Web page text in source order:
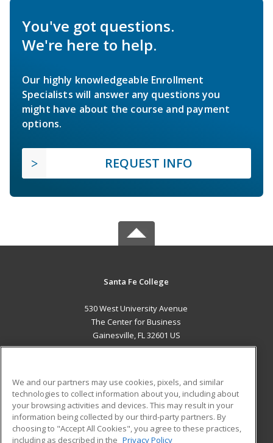
You've got questions.
We're here to help.
Our highly knowledgeable Enrollment
Specialists will answer any questions you
might have about the course and payment
options.
REQUEST INFO
Santa Fe College
530 West University Avenue
The Center for Business
Gainesville, FL 32601 US
ADDITIONAL RESOURCES
Military
Financial Assistance
Student Blog
We and our partners may use cookies, pixels, and similar
technologies to collect information about you, including about
your browsing activities and devices. This may result in your
information being collected by our third-party partners. By
choosing to "Accept All Cookies", you agree to these practices,
including as described in the Privacy Policy